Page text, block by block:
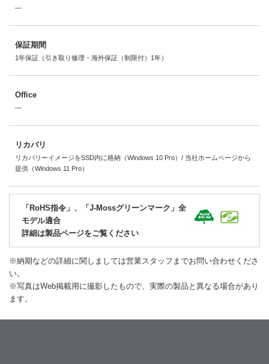
―
保証期間
1年保証（引き取り修理・海外保証（制限付）1年）
Office
―
リカバリ
リカバリーイメージをSSD内に格納（Windows 10 Pro）/ 当社ホームページから
提供（Windows 11 Pro）
「RoHS指令」、「J-Mossグリーンマーク」全
モデル適合
詳細は製品ページをご覧ください
※納期などの詳細に関しましては営業スタッフまでお問い合わせくださ
い。
※写真はWeb掲載用に撮影したもので、実際の製品と異なる場合があり
ます。